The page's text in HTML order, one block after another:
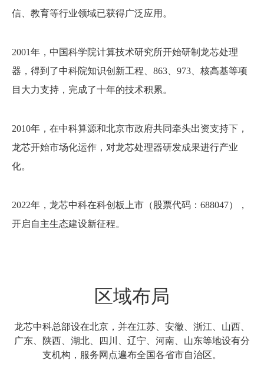
信、教育等行业领域已获得广泛应用。
2001年，中国科学院计算技术研究所开始研制龙芯处理
器，得到了中科院知识创新工程、863、973、核高基等项
目大力支持，完成了十年的技术积累。
2010年，在中科算源和北京市政府共同牵头出资支持下，
龙芯开始市场化运作，对龙芯处理器研发成果进行产业
化。
2022年，龙芯中科在科创板上市（股票代码：688047），
开启自主生态建设新征程。
区域布局
龙芯中科总部设在北京， 并在江苏、安徽、浙江、山西、
广东、陕西、湖北、四川、辽宁、河南、山东等地设有分
支机构，服务网点遍布全国各省市自治区。